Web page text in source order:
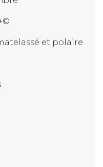
et polaire